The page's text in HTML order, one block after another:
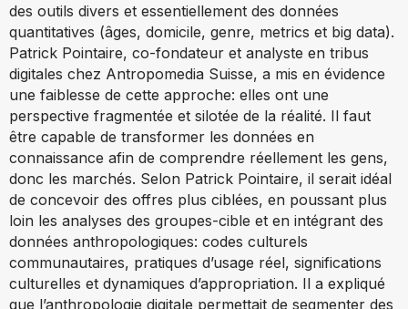
des outils divers et essentiellement des données
quantitatives (âges, domicile, genre, metrics et big data).
Patrick Pointaire, co-fondateur et analyste en tribus
digitales chez Antropomedia Suisse, a mis en évidence
une faiblesse de cette approche: elles ont une
perspective fragmentée et silotée de la réalité. Il faut
être capable de transformer les données en
connaissance afin de comprendre réellement les gens,
donc les marchés. Selon Patrick Pointaire, il serait idéal
de concevoir des offres plus ciblées, en poussant plus
loin les analyses des groupes-cible et en intégrant des
données anthropologiques: codes culturels
communautaires, pratiques d’usage réel, significations
culturelles et dynamiques d’appropriation. Il a expliqué
que l’anthropologie digitale permettait de segmenter des